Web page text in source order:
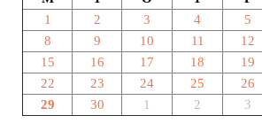
1
2 3 4 5
8
9 10 11 12
15
16 17 18 19
22
23 24 25 26
29
30 1 2 3